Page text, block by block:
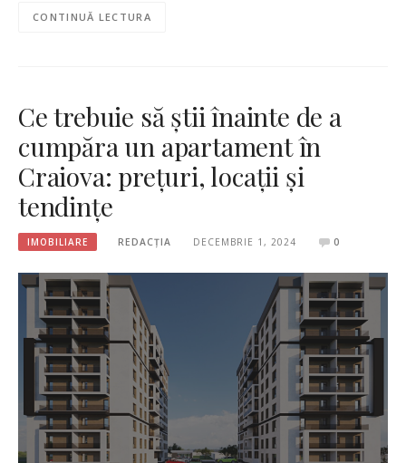
CONTINUĂ LECTURA
Ce trebuie să știi înainte de a
cumpăra un apartament în
Craiova: prețuri, locații și
tendințe
IMOBILIARE REDACȚIA DECEMBRIE 1, 2024 0